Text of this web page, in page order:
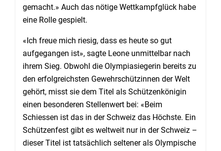
gemacht.» Auch das nötige Wettkampfglück habe
eine Rolle gespielt.
«Ich freue mich riesig, dass es heute so gut
aufgegangen ist», sagte Leone unmittelbar nach
ihrem Sieg. Obwohl die Olympiasiegerin bereits zu
den erfolgreichsten Gewehrschützinnen der Welt
gehört, misst sie dem Titel als Schützenkönigin
einen besonderen Stellenwert bei: «Beim
Schiessen ist das in der Schweiz das Höchste. Ein
Schützenfest gibt es weltweit nur in der Schweiz –
dieser Titel ist tatsächlich seltener als Olympische